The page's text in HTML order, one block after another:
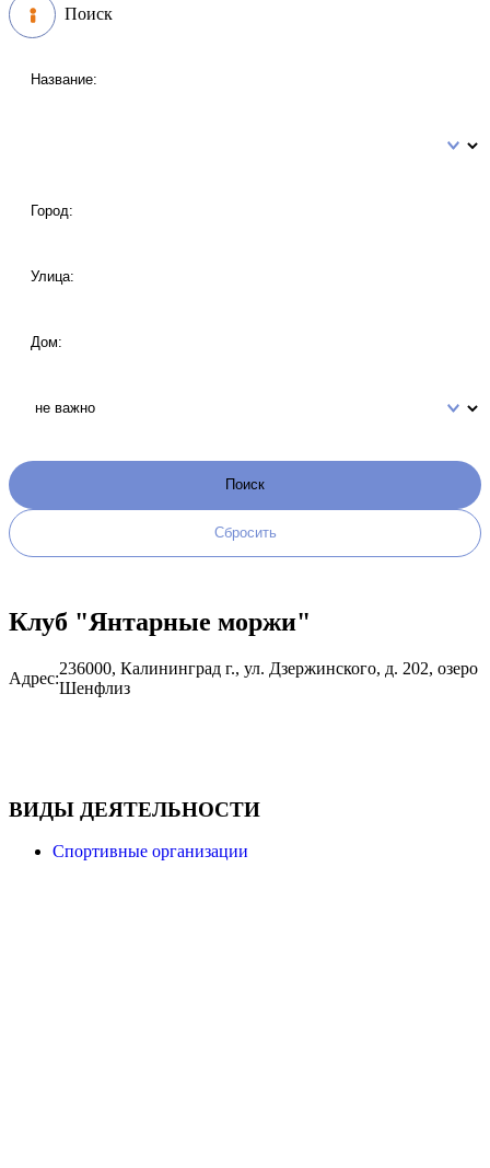
Поиск
Клуб "Янтарные моржи"
Адрес:
236000, Калининград г., ул. Дзержинского, д. 202, озеро
Шенфлиз
ВИДЫ ДЕЯТЕЛЬНОСТИ
Спортивные организации